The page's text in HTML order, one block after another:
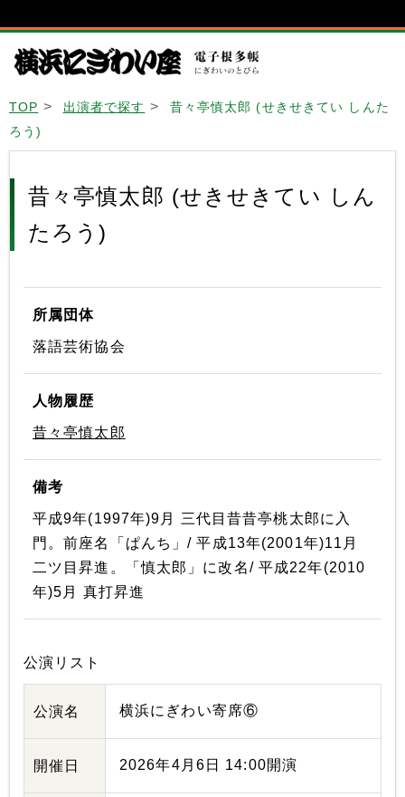
TOP 出演者で探す
昔々亭慎太郎 (せきせきてい しんた
ろう)
昔々亭慎太郎 (せきせきてい しん
たろう)
所属団体
落語芸術協会
人物履歴
昔々亭慎太郎
備考
平成9年(1997年)9月 三代目昔昔亭桃太郎に入
門。前座名「ぱんち」/ 平成13年(2001年)11月
二ツ目昇進。「慎太郎」に改名/ 平成22年(2010
年)5月 真打昇進
公演リスト
公演名 横浜にぎわい寄席⑥
開催日 2026年4月6日 14:00開演